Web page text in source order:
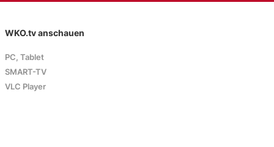
WKO.tv anschauen
PC, Tablet
SMART-TV
VLC Player